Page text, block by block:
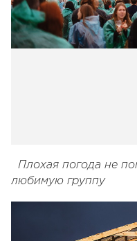
Плохая погода не
любимую группу